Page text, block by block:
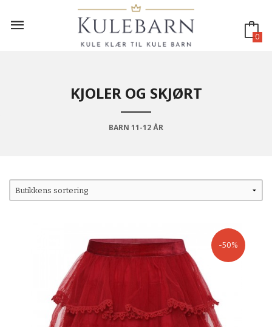
innholdet
0
KJOLER OG SKJØRT
BARN 11-12 ÅR
-50%